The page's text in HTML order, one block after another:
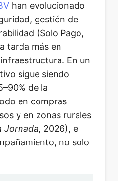
han evolucionado
gestión de
(Solo Pago,
tarda más en
En un
sigue siendo
de la
en compras
y en zonas rurales
Jornada, 2026), el
no solo